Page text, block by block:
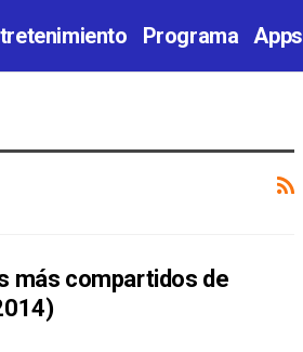
Programa Apps
más compartidos de